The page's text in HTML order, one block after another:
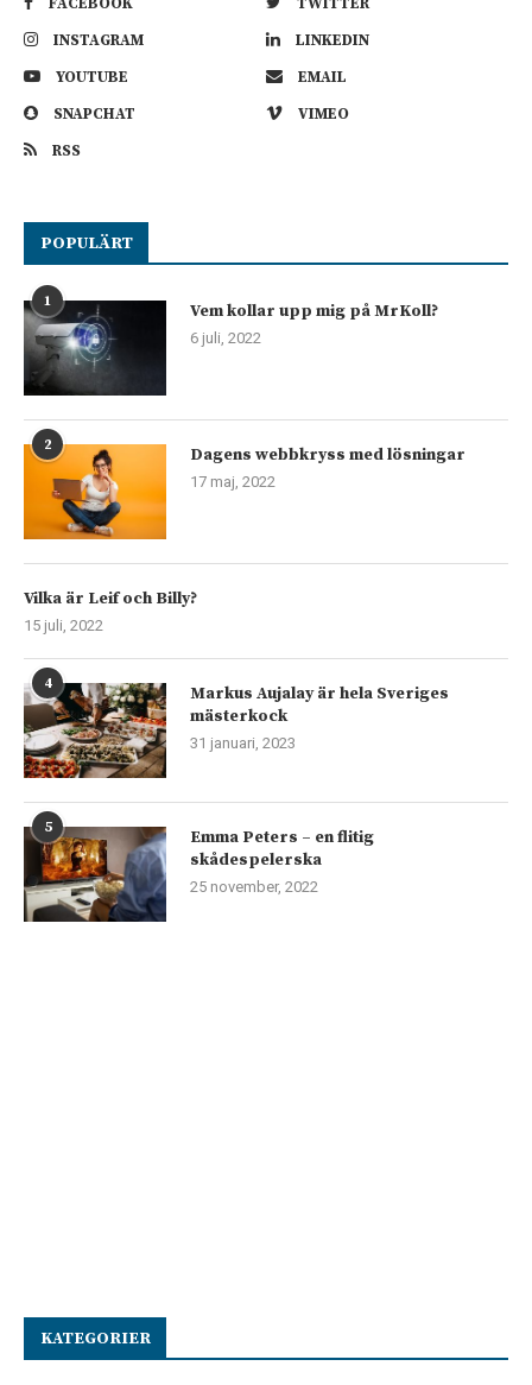
INSTAGRAM
LINKEDIN
YOUTUBE
EMAIL
SNAPCHAT
VIMEO
RSS
POPULÄRT
1 Vem kollar upp mig på MrKoll?
6 juli, 2022
2 Dagens webbkryss med lösningar
17 maj, 2022
Vilka är Leif och Billy?
15 juli, 2022
4
Markus Aujalay är hela Sveriges
mästerkock
31 januari, 2023
5
Emma Peters – en flitig
skådespelerska
25 november, 2022
KATEGORIER